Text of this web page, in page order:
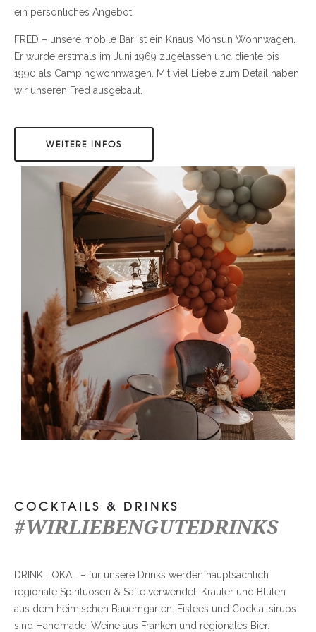
ein persönliches Angebot.
FRED – unsere mobile Bar ist ein Knaus Monsun Wohnwagen.
Er wurde erstmals im Juni 1969 zugelassen und diente bis
1990 als Campingwohnwagen. Mit viel Liebe zum Detail haben
wir unseren Fred ausgebaut.
WEITERE INFOS
COCKTAILS & DRINKS
#WIRLIEBENGUTEDRINKS
DRINK LOKAL – für unsere Drinks werden hauptsächlich
regionale Spirituosen & Säfte verwendet. Kräuter und Blüten
aus dem heimischen Bauerngarten. Eistees und Cocktailsirups
sind Handmade. Weine aus Franken und regionales Bier.